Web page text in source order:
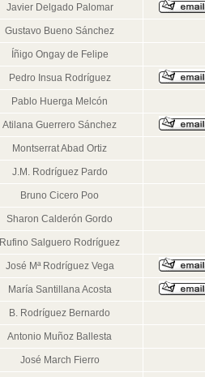
Javier Delgado Palomar
Gustavo Bueno Sánchez
Íñigo Ongay de Felipe
Pedro Insua Rodríguez
Pablo Huerga Melcón
Atilana Guerrero Sánchez
Montserrat Abad Ortiz
J.M. Rodríguez Pardo
Bruno Cicero Poo
Sharon Calderón Gordo
Rufino Salguero Rodríguez
José Mª Rodríguez Vega
María Santillana Acosta
B. Rodríguez Bernardo
Antonio Muñoz Ballesta
José March Fierro